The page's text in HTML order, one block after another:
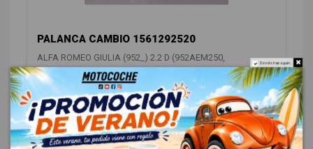
PALANCA CAMBIO 1561292520
ALFA ROMEO GIULIA (952_) 2.2 D (952AEM250,
952AEA250)
1561292520
ID:1548993
88,00 € Sin IVA
106,48 € Con IVA
Do not show again.